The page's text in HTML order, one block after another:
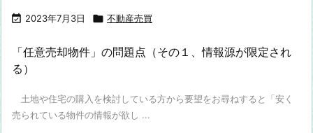
 2023年7月3日  不動産売買
「任意売却物件」の問題点（その１、情報源が限定され
る）
土地や住宅の購入を検討している方から要望をお尋ねすると「安く
売られている物件の情報が欲し ...